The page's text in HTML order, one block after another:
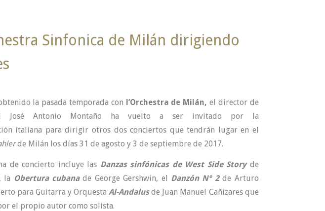
Sinfonica de Milán dirigiendo
la pasada temporada con l’Orchestra de Milán, el director de
José Antonio Montaño ha vuelto a ser invitado por la
italiana para dirigir otros dos conciertos que tendrán lugar en el
de Milán los días 31 de agosto y 3 de septiembre de 2017.
de concierto incluye las Danzas sinfónicas de West Side Storyde
la Obertura cubanade George Gershwin, el Danzón Nº 2de Arturo
para Guitarra y OrquestaAl-Andalusde Juan Manuel Cañizares que
el propio autor como solista.